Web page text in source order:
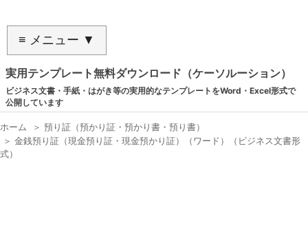
≡ メニュー ▼
実用テンプレート無料ダウンロード（ケーソルーション）
ビジネス文書・手紙・はがき等の実用的なテンプレートをWord・Excel形式で
公開しています
ホーム ＞ 預り証（預かり証・預かり書・預り書）
＞ 金銭預り証（現金預り証・現金預かり証）（ワード）（ビジネス文書形
式）